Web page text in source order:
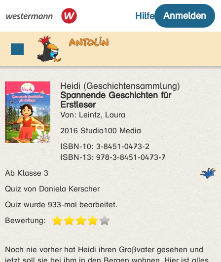
Heidi (Geschichtensammlung)
Spannende Geschichten für
Erstleser
Von: Leintz, Laura
2016 Studio100 Media
ISBN‑10: 3-8451-0473-2
ISBN‑13: 978-3-8451-0473-7
Ab Klasse 3
Quiz von Daniela Kerscher
Quiz wurde 933-mal bearbeitet.
Bewertung:
Noch nie vorher hat Heidi ihren Großvater gesehen und